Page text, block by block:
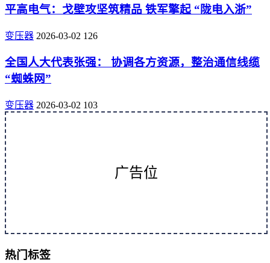
平高电气：戈壁攻坚筑精品 铁军擎起 “陇电入浙”
变压器 2026-03-02 126
全国人大代表张强： 协调各方资源，整治通信线缆
“蜘蛛网”
变压器 2026-03-02 103
广告位
热门标签